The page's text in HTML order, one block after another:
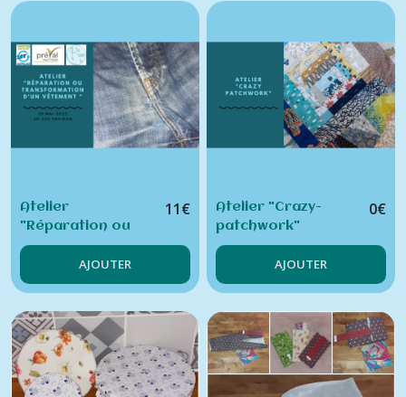
Atelier
"Réparation ou
transformation de
vêtement"
11€
AJOUTER
Atelier "Crazy-
patchwork"
0€
AJOUTER